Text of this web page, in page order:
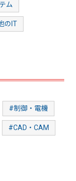
ム
のIT
#制御・電機
#CAD・CAM